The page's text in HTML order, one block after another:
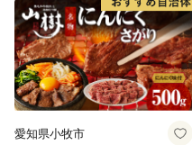
愛知県小牧市